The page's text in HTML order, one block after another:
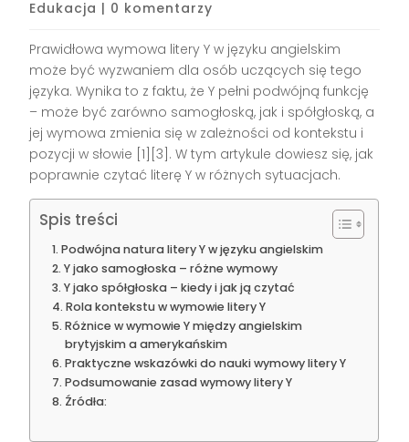
Edukacja | 0 komentarzy
Prawidłowa wymowa litery Y w języku angielskim
może być wyzwaniem dla osób uczących się tego
języka. Wynika to z faktu, że Y pełni podwójną funkcję
– może być zarówno samogłoską, jak i spółgłoską, a
jej wymowa zmienia się w zależności od kontekstu i
pozycji w słowie [1][3]. W tym artykule dowiesz się, jak
poprawnie czytać literę Y w różnych sytuacjach.
Spis treści
Podwójna natura litery Y w języku angielskim
Y jako samogłoska – różne wymowy
Y jako spółgłoska – kiedy i jak ją czytać
Rola kontekstu w wymowie litery Y
Różnice w wymowie Y między angielskim
brytyjskim a amerykańskim
Praktyczne wskazówki do nauki wymowy litery Y
Podsumowanie zasad wymowy litery Y
Źródła: